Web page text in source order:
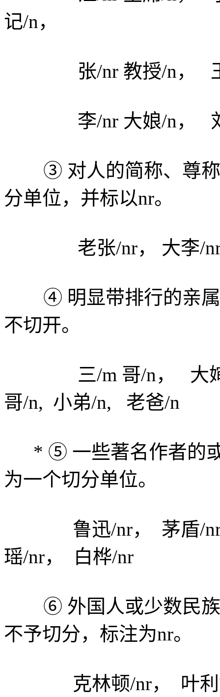
记/n，
张/nr 教授/n， 王/
李/nr 大娘/n， 刘/
③ 对人的简称、尊称
分单位，并标以nr。
老张/nr， 大李/nr，
④ 明显带排行的亲属
不切开。
三/m 哥/n， 大婶/
哥/n, 小弟/n, 老爸/n
* ⑤ 一些著名作者的或
为一个切分单位。
鲁迅/nr， 茅盾/nr，
瑶/nr， 白桦/nr
⑥ 外国人或少数民族
不予切分，标注为nr。
克林顿/nr， 叶利钦/